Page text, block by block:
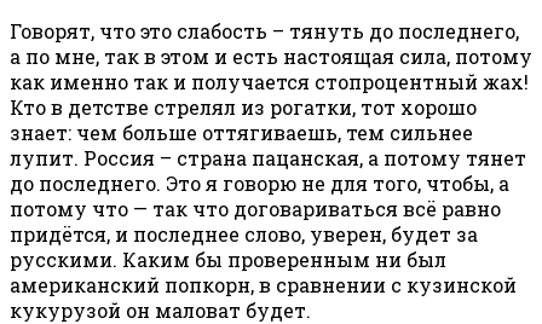
Говорят, что это слабость – тянуть до последнего,
а по мне, так в этом и есть настоящая сила, потому
как именно так и получается стопроцентный жах!
Кто в детстве стрелял из рогатки, тот хорошо
знает: чем больше оттягиваешь, тем сильнее
лупит. Россия – страна пацанская, а потому тянет
до последнего. Это я говорю не для того, чтобы, а
потому что — так что договариваться всё равно
придётся, и последнее слово, уверен, будет за
русскими. Каким бы проверенным ни был
американский попкорн, в сравнении с кузинской
кукурузой он маловат будет.